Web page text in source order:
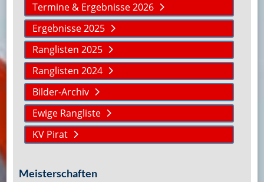
Termine & Ergebnisse 2026
Ergebnisse 2025
Ranglisten 2025
Ranglisten 2024
Bilder-Archiv
Ewige Rangliste
KV Pirat
Meisterschaften